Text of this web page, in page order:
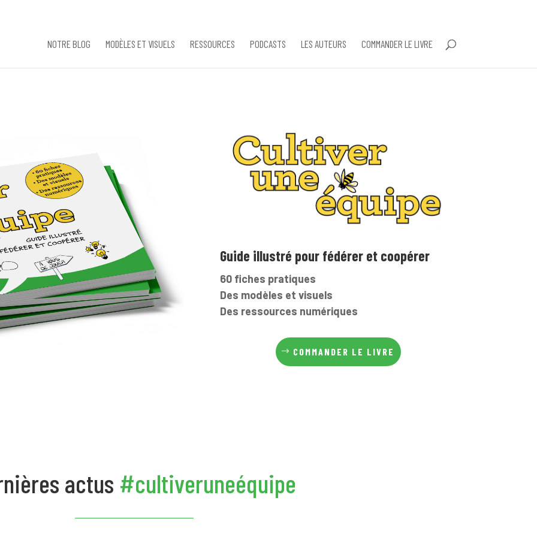
NOTRE BLOG MODÈLES ET VISUELS RESSOURCES PODCASTS LES AUTEURS COMMANDER LE LIVRE
Guide illustré pour fédérer et coopérer
60 fiches pratiques
Des modèles et visuels
Des ressources numériques
COMMANDER LE LIVRE
actus #cultiveruneéquipe